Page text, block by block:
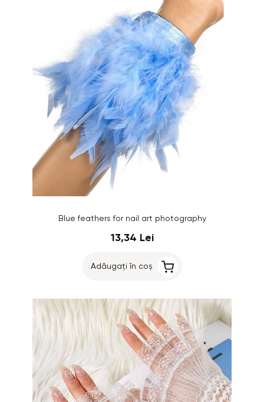
Blue feathers for nail art photography
13,34 Lei
Adăugați în coș